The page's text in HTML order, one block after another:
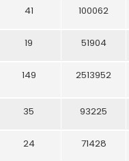
41 100062
19 51904
149 2513952
35 93225
24 71428